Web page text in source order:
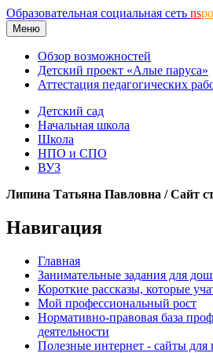
Образовательная социальная сеть ns
Меню
Обзор возможностей
Детский проект «Алые паруса»
Аттестация педагогических
Детский сад
Начальная школа
Школа
НПО и СПО
ВУЗ
Липина Татьяна Павловна / Сайт
Навигация
Главная
Занимательные задания для
Короткие рассказы, которые
Мой профессиональный рост
Нормативно-правовая база
деятельности
Полезные интернет - сайты для